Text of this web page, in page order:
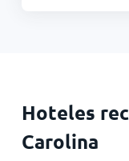
Hoteles
Carolina